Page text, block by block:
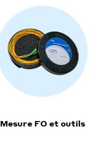
Mesure FO et outils